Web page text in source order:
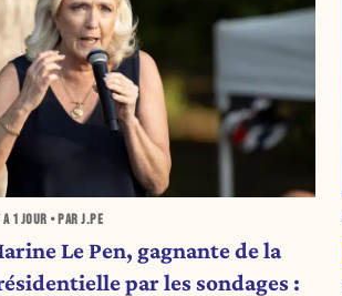
A 1 JOUR • PAR J.PE
Le Pen, gagnante de la
par les sondages :